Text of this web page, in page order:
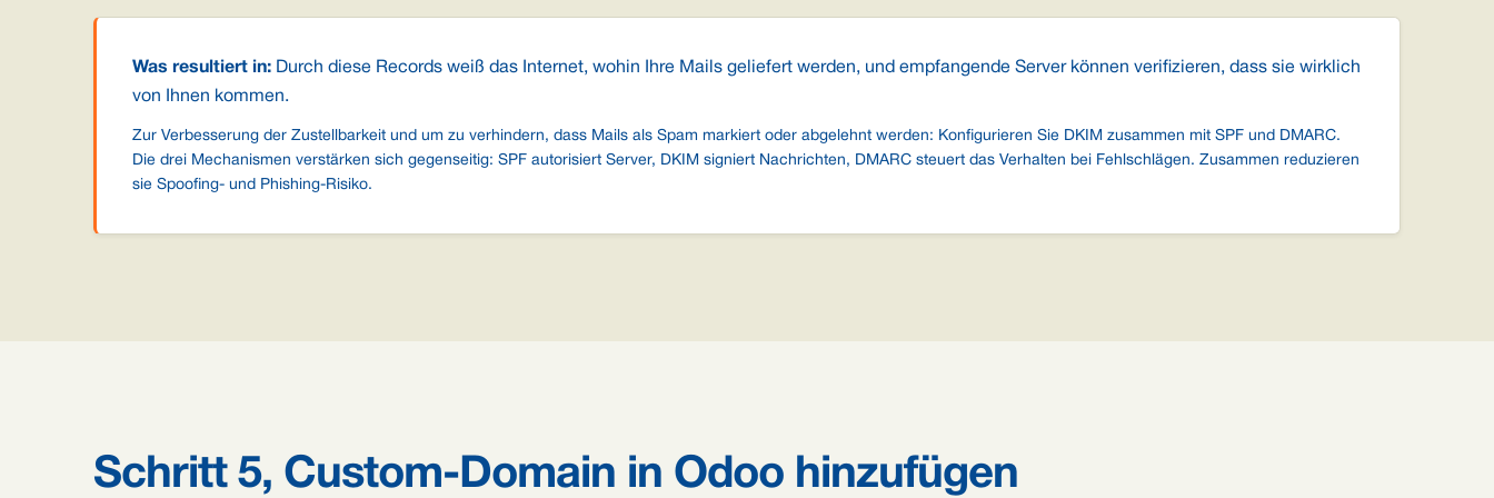
Was resultiert in: Durch diese Records weiß das Internet, wohin Ihre Mails geliefert werden, und empfangende Server können verifizieren, dass sie wirklich
von Ihnen kommen.
Zur Verbesserung der Zustellbarkeit und um zu verhindern, dass Mails als Spam markiert oder abgelehnt werden: Konfigurieren Sie DKIM zusammen mit SPF und DMARC.
Die drei Mechanismen verstärken sich gegenseitig: SPF autorisiert Server, DKIM signiert Nachrichten, DMARC steuert das Verhalten bei Fehlschlägen. Zusammen reduzieren
sie Spoofing- und Phishing-Risiko.
Schritt 5, Custom-Domain in Odoo hinzufügen